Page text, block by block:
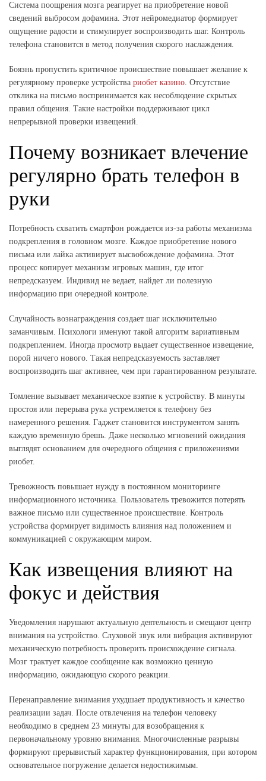
Система поощрения мозга реагирует на приобретение новой
сведений выбросом дофамина. Этот нейромедиатор формирует
ощущение радости и стимулирует воспроизводить шаг. Контроль
телефона становится в метод получения скорого наслаждения.
Боязнь пропустить критичное происшествие повышает желание к
регулярному проверке устройства риобет казино. Отсутствие
отклика на письмо воспринимается как несоблюдение скрытых
правил общения. Такие настройки поддерживают цикл
непрерывной проверки извещений.
Почему возникает влечение
регулярно брать телефон в
руки
Потребность схватить смартфон рождается из-за работы механизма
подкрепления в головном мозге. Каждое приобретение нового
письма или лайка активирует высвобождение дофамина. Этот
процесс копирует механизм игровых машин, где итог
непредсказуем. Индивид не ведает, найдет ли полезную
информацию при очередной контроле.
Случайность вознаграждения создает шаг исключительно
заманчивым. Психологи именуют такой алгоритм вариативным
подкреплением. Иногда просмотр выдает существенное извещение,
порой ничего нового. Такая непредсказуемость заставляет
воспроизводить шаг активнее, чем при гарантированном результате.
Томление вызывает механическое взятие к устройству. В минуты
простоя или перерыва рука устремляется к телефону без
намеренного решения. Гаджет становится инструментом занять
каждую временную брешь. Даже несколько мгновений ожидания
выглядят основанием для очередного общения с приложениями
риобет.
Тревожность повышает нужду в постоянном мониторинге
информационного источника. Пользователь тревожится потерять
важное письмо или существенное происшествие. Контроль
устройства формирует видимость влияния над положением и
коммуникацией с окружающим миром.
Как извещения влияют на
фокус и действия
Уведомления нарушают актуальную деятельность и смещают центр
внимания на устройство. Слуховой звук или вибрация активируют
механическую потребность проверить происхождение сигнала.
Мозг трактует каждое сообщение как возможно ценную
информацию, ожидающую скорого реакции.
Перенаправление внимания ухудшает продуктивность и качество
реализации задач. После отвлечения на телефон человеку
необходимо в среднем 23 минуты для возобращения к
первоначальному уровню внимания. Многочисленные разрывы
формируют прерывистый характер функционирования, при котором
основательное погружение делается недостижимым.